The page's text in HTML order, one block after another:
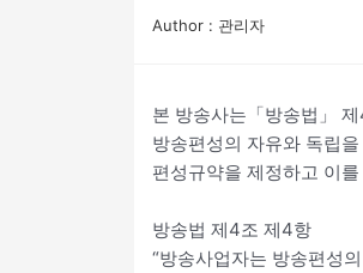
Author : 관리자
본 방송사는「방송법」
방송편성의 자유와 독립
편성규약을 제정하고 이
방송법 제4조 제4항
“방송사업자는 방송편성